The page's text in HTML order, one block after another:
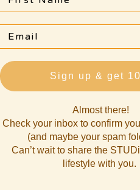
Email
Sign up & get
Almost there!
Check your inbox to confirm
(and maybe your spam
Can’t wait to share the
lifestyle with you.